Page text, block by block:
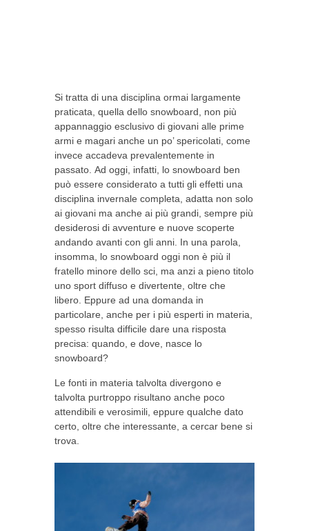
Si tratta di una disciplina ormai largamente
praticata, quella dello snowboard, non più
appannaggio esclusivo di giovani alle prime
armi e magari anche un po’ spericolati, come
invece accadeva prevalentemente in
passato. Ad oggi, infatti, lo snowboard ben
può essere considerato a tutti gli effetti una
disciplina invernale completa, adatta non solo
ai giovani ma anche ai più grandi, sempre più
desiderosi di avventure e nuove scoperte
andando avanti con gli anni. In una parola,
insomma, lo snowboard oggi non è più il
fratello minore dello sci, ma anzi a pieno titolo
uno sport diffuso e divertente, oltre che
libero. Eppure ad una domanda in
particolare, anche per i più esperti in materia,
spesso risulta difficile dare una risposta
precisa: quando, e dove, nasce lo
snowboard?
Le fonti in materia talvolta divergono e
talvolta purtroppo risultano anche poco
attendibili e verosimili, eppure qualche dato
certo, oltre che interessante, a cercar bene si
trova.